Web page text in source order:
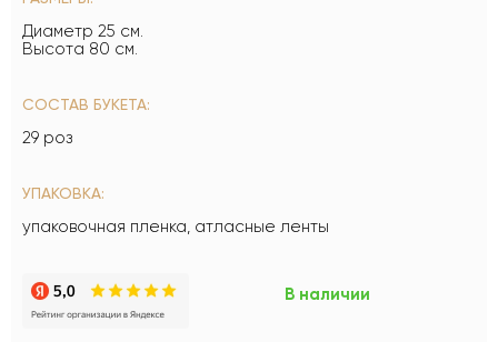
Диаметр 25 см.
Высота 80 см.
СОСТАВ БУКЕТА:
29 роз
УПАКОВКА:
упаковочная пленка, атласные ленты
В наличии